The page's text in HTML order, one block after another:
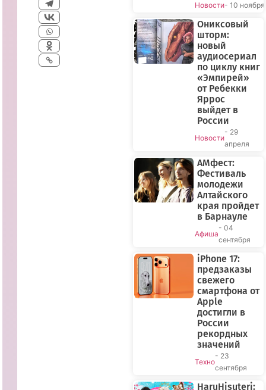
Новости- 10 ноября
Ониксовый
шторм:
новый
аудиосериал
по циклу книг
«Эмпирей»
от Ребекки
Яррос
выйдет в
России
Новости
- 29
апреля
АМфест:
Фестиваль
молодежи
Алтайского
края пройдет
в Барнауле
Афиша
- 04
сентября
iPhone 17:
предзаказы
свежего
смартфона от
Apple
достигли в
России
рекордных
значений
Техно
- 23
сентября
HaruHisuteri: